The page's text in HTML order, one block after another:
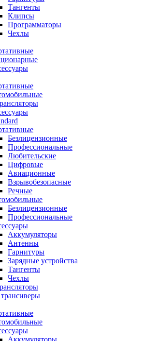
Тангенты
Клипсы
Программаторы
Чехлы
Безлицензионные
Профессиональные
Любительские
Цифровые
Авиационные
Взрывобезопасные
Речные
Безлицензионные
Профессиональные
Аккумуляторы
Антенны
Гарнитуры
Зарядные устройства
Тангенты
Чехлы
Аккумуляторы